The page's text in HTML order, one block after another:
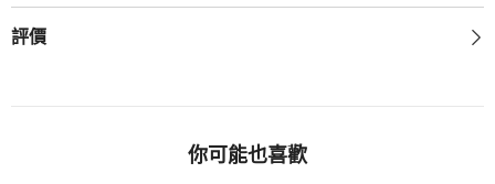
評價
你可能也喜歡